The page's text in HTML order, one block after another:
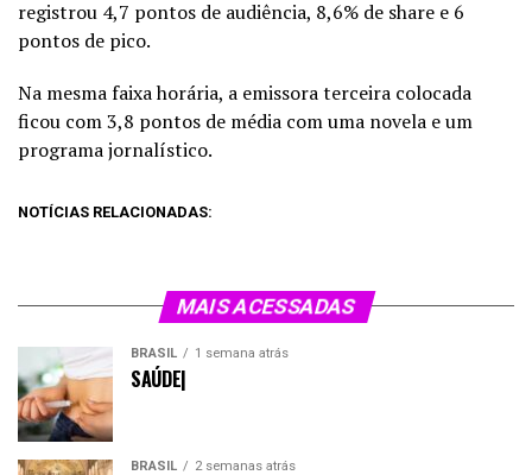
registrou 4,7 pontos de audiência, 8,6% de share e 6
pontos de pico.
Na mesma faixa horária, a emissora terceira colocada
ficou com 3,8 pontos de média com uma novela e um
programa jornalístico.
NOTÍCIAS RELACIONADAS:
MAIS ACESSADAS
BRASIL 1 semana atrás
SAÚDE|
BRASIL 2 semanas atrás